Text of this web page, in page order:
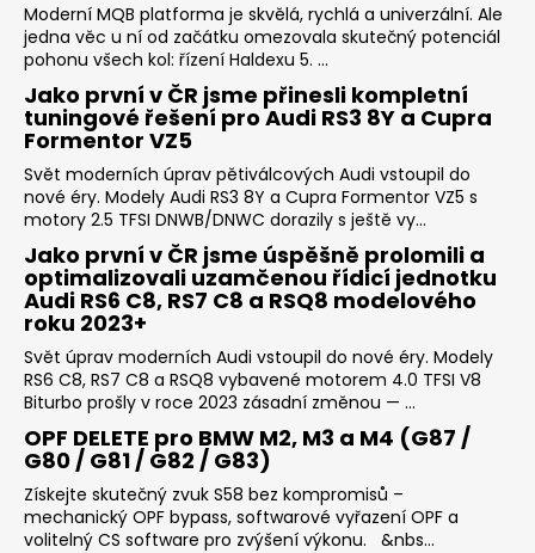
Moderní MQB platforma je skvělá, rychlá a univerzální. Ale
jedna věc u ní od začátku omezovala skutečný potenciál
pohonu všech kol: řízení Haldexu 5. ...
Jako první v ČR jsme přinesli kompletní
tuningové řešení pro Audi RS3 8Y a Cupra
Formentor VZ5
Svět moderních úprav pětiválcových Audi vstoupil do
nové éry. Modely Audi RS3 8Y a Cupra Formentor VZ5 s
motory 2.5 TFSI DNWB/DNWC dorazily s ještě vy...
Jako první v ČR jsme úspěšně prolomili a
optimalizovali uzamčenou řídicí jednotku
Audi RS6 C8, RS7 C8 a RSQ8 modelového
roku 2023+
Svět úprav moderních Audi vstoupil do nové éry. Modely
RS6 C8, RS7 C8 a RSQ8 vybavené motorem 4.0 TFSI V8
Biturbo prošly v roce 2023 zásadní změnou — ...
OPF DELETE pro BMW M2, M3 a M4 (G87 /
G80 / G81 / G82 / G83)
Získejte skutečný zvuk S58 bez kompromisů –
mechanický OPF bypass, softwarové vyřazení OPF a
volitelný CS software pro zvýšení výkonu. &nbs...